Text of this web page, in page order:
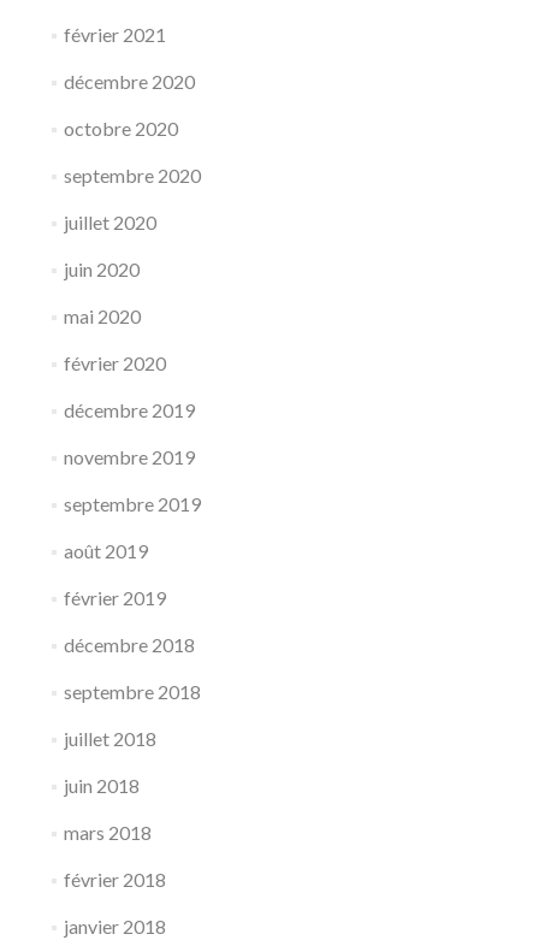
février 2021
décembre 2020
octobre 2020
septembre 2020
juillet 2020
juin 2020
mai 2020
février 2020
décembre 2019
novembre 2019
septembre 2019
août 2019
février 2019
décembre 2018
septembre 2018
juillet 2018
juin 2018
mars 2018
février 2018
janvier 2018